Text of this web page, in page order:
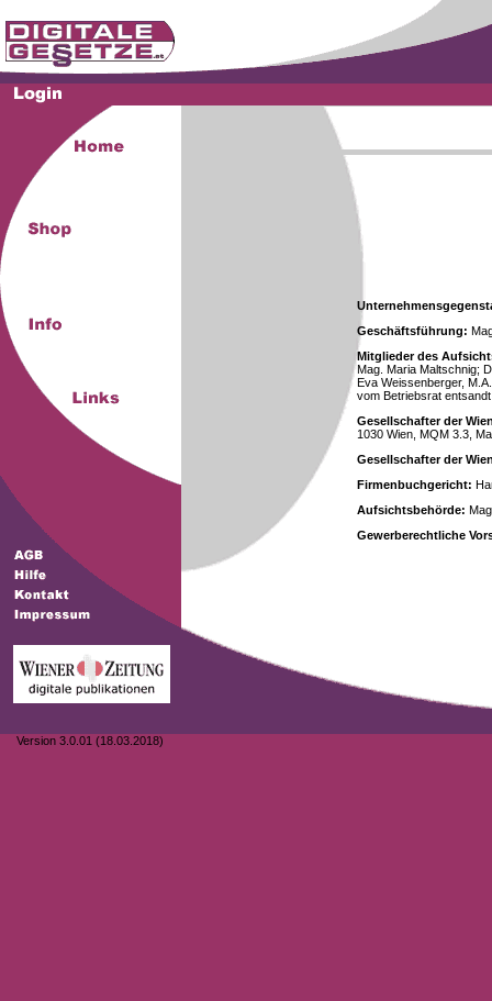
Version 3.0.01 (18.03.2018)
Geschäftsführung:
Mitglieder des
Mag. Maria Maltschnig;
Eva Weissenberger,
vom Betriebsrat
Gesellschafter der
1030 Wien, MQM 3.3,
Gesellschafter der
Firmenbuchgericht:
Aufsichtsbehörde:
Gewerberechtliche